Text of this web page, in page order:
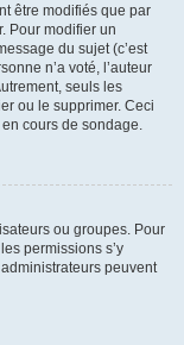
être modifiés que par
Pour modifier un
du sujet (c’est
n’a voté, l’auteur
seuls les
ou le supprimer. Ceci
cours de sondage.
ou groupes. Pour
permissions s’y
peuvent